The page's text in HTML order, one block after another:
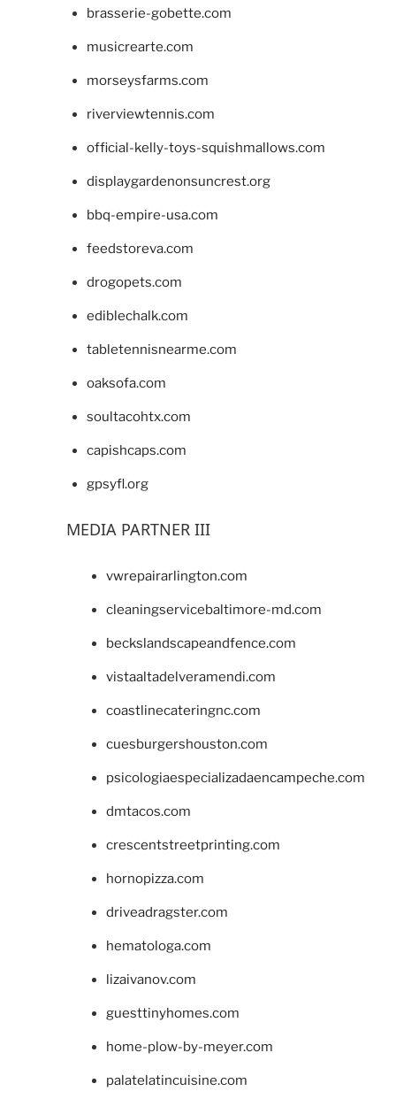
brasserie-gobette.com
musicrearte.com
morseysfarms.com
riverviewtennis.com
official-kelly-toys-squishmallows.com
displaygardenonsuncrest.org
bbq-empire-usa.com
feedstoreva.com
drogopets.com
ediblechalk.com
tabletennisnearme.com
oaksofa.com
soultacohtx.com
capishcaps.com
gpsyfl.org
MEDIA PARTNER III
vwrepairarlington.com
cleaningservicebaltimore-md.com
beckslandscapeandfence.com
vistaaltadelveramendi.com
coastlinecateringnc.com
cuesburgershouston.com
psicologiaespecializadaencampeche.com
dmtacos.com
crescentstreetprinting.com
hornopizza.com
driveadragster.com
hematologa.com
lizaivanov.com
guesttinyhomes.com
home-plow-by-meyer.com
palatelatincuisine.com